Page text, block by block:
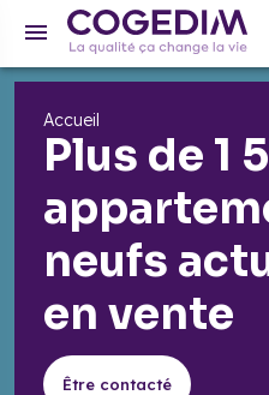
Accueil
Plus de 1
neufs
en vente
Être contacté